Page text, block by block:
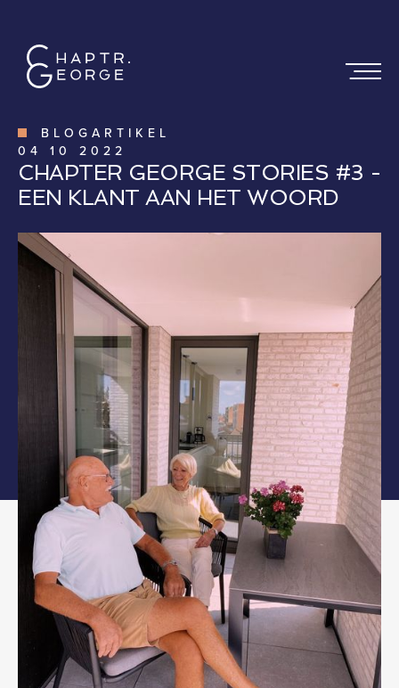
BLOGARTIKEL
04
10 2022
CHAPTER GEORGE STORIES #3 -
EEN KLANT AAN HET WOORD
HOME > NEWS
CHAPTER GEORGE STORIES #3 - EEN KLANT AAN HET WOORD
CHAPTER GEORGE STORIES #3 - JOHN
EN MARTINE VRIELYNCK-D'HONDT